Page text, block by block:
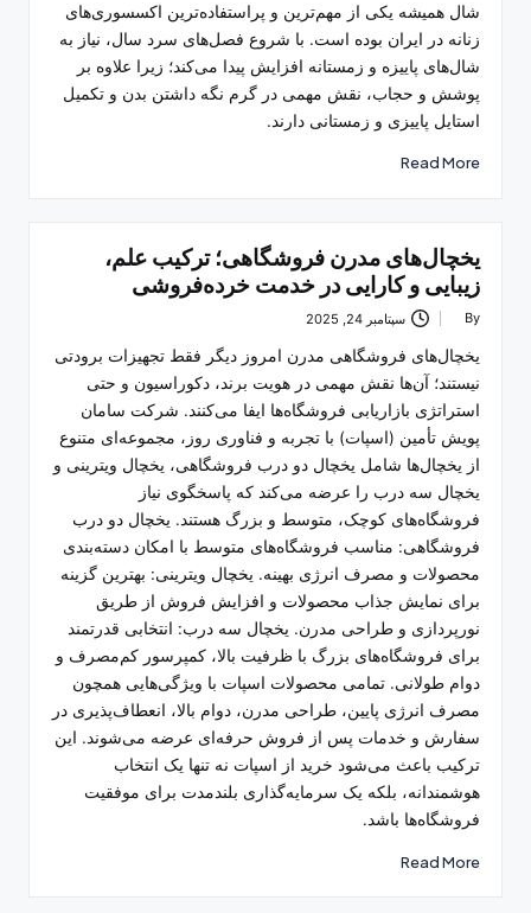
شال همیشه یکی از مهم‌ترین و پراستفاده‌ترین اکسسوری‌های
زنانه در ایران بوده است. با شروع فصل‌های سرد سال، نیاز به
شال‌های پاییزه و زمستانه افزایش پیدا می‌کند؛ زیرا علاوه بر
پوشش و حجاب، نقش مهمی در گرم نگه داشتن بدن و تکمیل
استایل پاییزی و زمستانی دارند.
Read More
یخچال‌های مدرن فروشگاهی؛ ترکیب علم،
زیبایی و کارایی در خدمت خرده‌فروشی
Posted
By سپتامبر 24, 2025
یخچال‌های فروشگاهی مدرن امروز دیگر فقط تجهیزات برودتی
نیستند؛ آن‌ها نقش مهمی در هویت برند، دکوراسیون و حتی
استراتژی بازاریابی فروشگاه‌ها ایفا می‌کنند. شرکت سامان
پویش تأمین (اسپات) با تجربه و فناوری روز، مجموعه‌ای متنوع
از یخچال‌ها شامل یخچال دو درب فروشگاهی، یخچال ویترینی و
یخچال سه درب را عرضه می‌کند که پاسخگوی نیاز
فروشگاه‌های کوچک، متوسط و بزرگ هستند. یخچال دو درب
فروشگاهی: مناسب فروشگاه‌های متوسط با امکان دسته‌بندی
محصولات و مصرف انرژی بهینه. یخچال ویترینی: بهترین گزینه
برای نمایش جذاب محصولات و افزایش فروش از طریق
نورپردازی و طراحی مدرن. یخچال سه درب: انتخابی قدرتمند
برای فروشگاه‌های بزرگ با ظرفیت بالا، کمپرسور کم‌مصرف و
دوام طولانی. تمامی محصولات اسپات با ویژگی‌هایی همچون
مصرف انرژی پایین، طراحی مدرن، دوام بالا، انعطاف‌پذیری در
سفارش و خدمات پس از فروش حرفه‌ای عرضه می‌شوند. این
ترکیب باعث می‌شود خرید از اسپات نه تنها یک انتخاب
هوشمندانه، بلکه یک سرمایه‌گذاری بلندمدت برای موفقیت
فروشگاه‌ها باشد.
Read More